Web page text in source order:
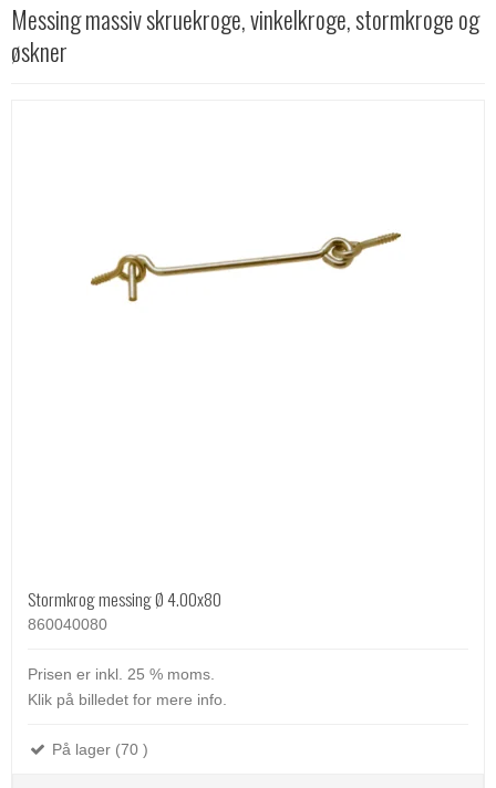
Messing massiv skruekroge, vinkelkroge, stormkroge og
øskner
Stormkrog messing Ø 4.00x80
860040080
Prisen er inkl. 25 % moms.
Klik på billedet for mere info.
På lager (70 )